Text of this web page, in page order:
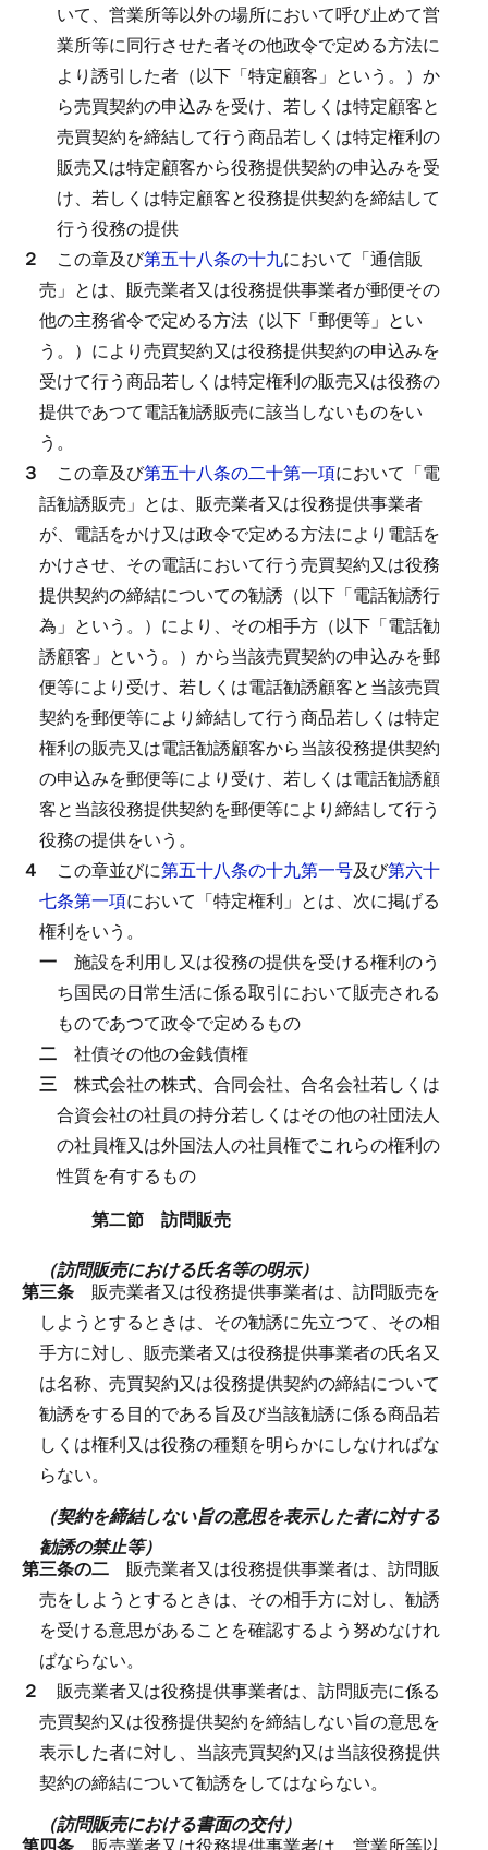
いて、営業所等以外の場所において呼び止めて営
業所等に同行させた者その他政令で定める方法に
より誘引した者（以下「特定顧客」という。）か
ら売買契約の申込みを受け、若しくは特定顧客と
売買契約を締結して行う商品若しくは特定権利の
販売又は特定顧客から役務提供契約の申込みを受
け、若しくは特定顧客と役務提供契約を締結して
行う役務の提供
２ この章及び第五十八条の十九において「通信販
売」とは、販売業者又は役務提供事業者が郵便その
他の主務省令で定める方法（以下「郵便等」とい
う。）により売買契約又は役務提供契約の申込みを
受けて行う商品若しくは特定権利の販売又は役務の
提供であつて電話勧誘販売に該当しないものをい
う。
３ この章及び第五十八条の二十第一項において「電
話勧誘販売」とは、販売業者又は役務提供事業者
が、電話をかけ又は政令で定める方法により電話を
かけさせ、その電話において行う売買契約又は役務
提供契約の締結についての勧誘（以下「電話勧誘行
為」という。）により、その相手方（以下「電話勧
誘顧客」という。）から当該売買契約の申込みを郵
便等により受け、若しくは電話勧誘顧客と当該売買
契約を郵便等により締結して行う商品若しくは特定
権利の販売又は電話勧誘顧客から当該役務提供契約
の申込みを郵便等により受け、若しくは電話勧誘顧
客と当該役務提供契約を郵便等により締結して行う
役務の提供をいう。
４ この章並びに第五十八条の十九第一号及び第六十
七条第一項において「特定権利」とは、次に掲げる
権利をいう。
一 施設を利用し又は役務の提供を受ける権利のう
ち国民の日常生活に係る取引において販売される
ものであつて政令で定めるもの
二 社債その他の金銭債権
三 株式会社の株式、合同会社、合名会社若しくは
合資会社の社員の持分若しくはその他の社団法人
の社員権又は外国法人の社員権でこれらの権利の
性質を有するもの
第二節 訪問販売
（訪問販売における氏名等の明示）
第三条 販売業者又は役務提供事業者は、訪問販売を
しようとするときは、その勧誘に先立つて、その相
手方に対し、販売業者又は役務提供事業者の氏名又
は名称、売買契約又は役務提供契約の締結について
勧誘をする目的である旨及び当該勧誘に係る商品若
しくは権利又は役務の種類を明らかにしなければな
らない。
（契約を締結しない旨の意思を表示した者に対する
勧誘の禁止等）
第三条の二 販売業者又は役務提供事業者は、訪問販
売をしようとするときは、その相手方に対し、勧誘
を受ける意思があることを確認するよう努めなけれ
ばならない。
２ 販売業者又は役務提供事業者は、訪問販売に係る
売買契約又は役務提供契約を締結しない旨の意思を
表示した者に対し、当該売買契約又は当該役務提供
契約の締結について勧誘をしてはならない。
（訪問販売における書面の交付）